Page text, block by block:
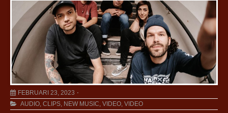
FEBRUARI 23, 2023
AUDIO, CLIPS, NEW MUSIC, VIDEO, VIDEO